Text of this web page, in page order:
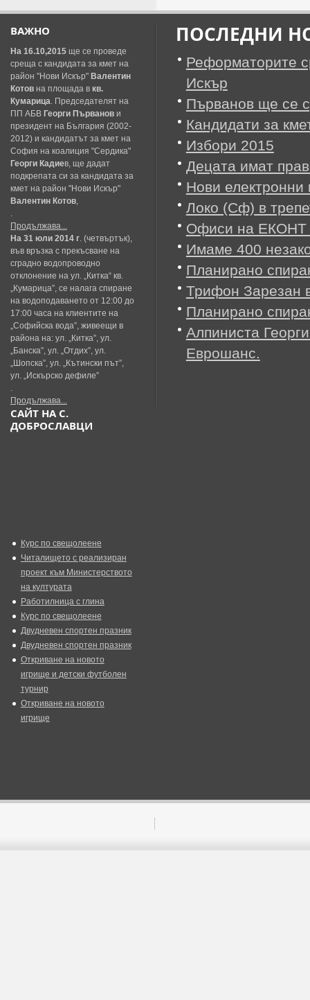
ВАЖНО
На 16.10,2015ще се проведе
среща с кандидата за кмет на
район "Нови Искър" Валентин
Котовна площада в кв.
Кумарица. Председателят на
ПП АБВ Георги Първанови
президент на България (2002-
2012) и кандидатът за кмет на
София на коалиция "Сердика"
Георги Кадиев, ще дадат
подкрепата си за кандидата за
кмет на район "Нови Искър"
Валентин Котов,
.
Продължава...
На 31 юли 2014 г. (четвъртък),
във връзка с прекъсване на
сградно водопроводно
отклонение на ул. „Китка“ кв.
„Кумарица”, се налага спиране
на водоподаването от 12:00 до
17:00 часа на клиентите на
„Софийска вода”, живеещи в
района на: ул. „Китка”, ул.
„Банска”, ул. „Отдих”, ул.
„Шопска”, ул. „Кътински път”,
ул. „Искърско дефиле”
.
Продължава...
САЙТ НА С.
ДОБРОСЛАВЦИ
Курс по свещолеене
Читалището с реализиран
проект към Министерството
на културата
Работилница с глина
Курс по свещолеене
Двудневен спортен празник
Двудневен спортен празник
Откриване на новото
игрище и детски футболен
турнир
Откриване на новото
игрище
ПОСЛЕДНИ
Реформаторите
Искър
Първанов ще се
Кандидати за
Избори 2015
Децата имат
Нови електронни
Локо (Сф) в
Офиси на ЕКОНТ
Имаме 400
Планирано
Трифон Зарезан
Планирано
Алпинистa
Еврошанс.